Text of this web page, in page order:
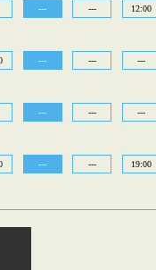
--- --- 12:00
--- --- ---
--- --- ---
--- --- 19:00